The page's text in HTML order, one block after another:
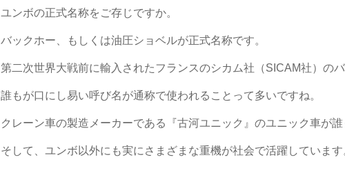
ユンボの正式名称をご存じですか。
バックホー、もしくは油圧ショベルが正式名称です。
第二次世界大戦前に輸入されたフランスのシカム社（SICAM社）の
誰もが口にし易い呼び名が通称で使われることって多いですね。
クレーン車の製造メーカーである『古河ユニック』のユニック車が
そして、ユンボ以外にも実にさまざまな重機が社会で活躍しています